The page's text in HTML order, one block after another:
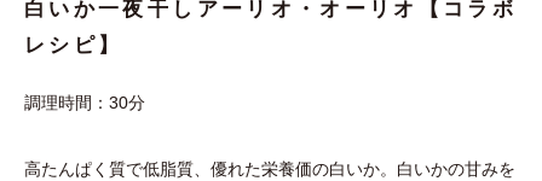
白いか一夜干しアーリオ・オーリオ【コラボ
レシピ】
調理時間：30分
高たんぱく質で低脂質、優れた栄養価の白いか。白いかの甘みを